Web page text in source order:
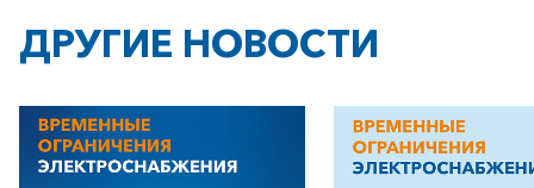
ДРУГИЕ НОВОСТИ